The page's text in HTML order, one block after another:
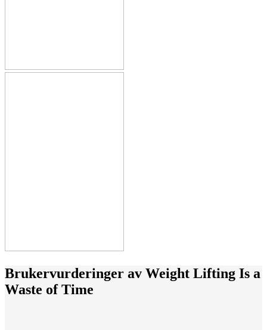
Brukervurderinger av Weight Lifting Is a
Waste of Time